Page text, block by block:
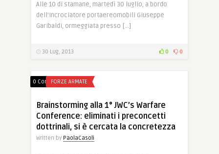
Alle 10 di stamane, martedì 30 luglio, a bordo
dell’Incrociatore portaereomobili Giuseppe
Garibaldi, ormeggiata presso […]
30 Lug, 2013 0 0
0 CommentsFORZE ARMATE
Brainstorming alla 1° JWC’s Warfare
Conference: eliminati i preconcetti
dottrinali, si è cercata la concretezza
Written by PaolaCasoli